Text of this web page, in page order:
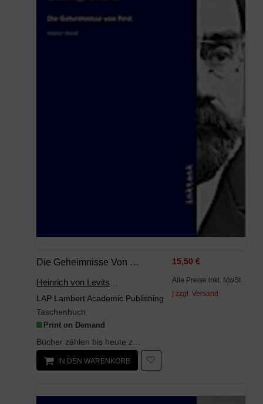
Die Geheimnisse Von Pest
LAP Lambert Academic Publishing
Taschenbuch
Print on Demand
15,50 €
Alle Preise inkl. MwSt
| zzgl. Versand
IN DEN WARENKORB